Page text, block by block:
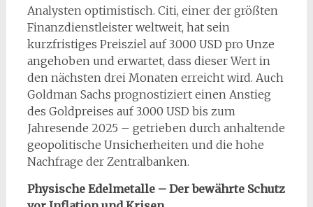
Analysten optimistisch. Citi, einer der größten
Finanzdienstleister weltweit, hat sein
kurzfristiges Preisziel auf 3.000 USD pro Unze
angehoben und erwartet, dass dieser Wert in
den nächsten drei Monaten erreicht wird. Auch
Goldman Sachs prognostiziert einen Anstieg
des Goldpreises auf 3.000 USD bis zum
Jahresende 2025 – getrieben durch anhaltende
geopolitische Unsicherheiten und die hohe
Nachfrage der Zentralbanken.
Physische Edelmetalle – Der bewährte Schutz